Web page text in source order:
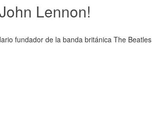
Lennon!
fundador de la banda británica The Beatles